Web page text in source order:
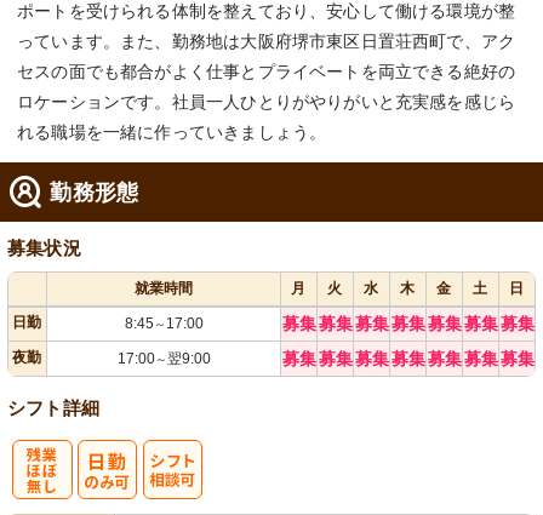
ポートを受けられる体制を整えており、安心して働ける環境が整
っています。また、勤務地は大阪府堺市東区日置荘西町で、アク
セスの面でも都合がよく仕事とプライベートを両立できる絶好の
ロケーションです。社員一人ひとりがやりがいと充実感を感じら
れる職場を一緒に作っていきましょう。
勤務形態
募集状況
就業時間 月 火 水 木 金 土
日
日勤
8:45 ～ 17:00 募集募集募集募集募集募集募集
夜勤 17:00～翌9:00 募集募集募集募集募集募集募集
シフト詳細